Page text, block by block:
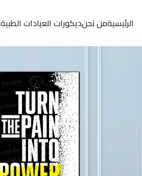
الرئيسيةمن نحنديكورات العيادات الطبية